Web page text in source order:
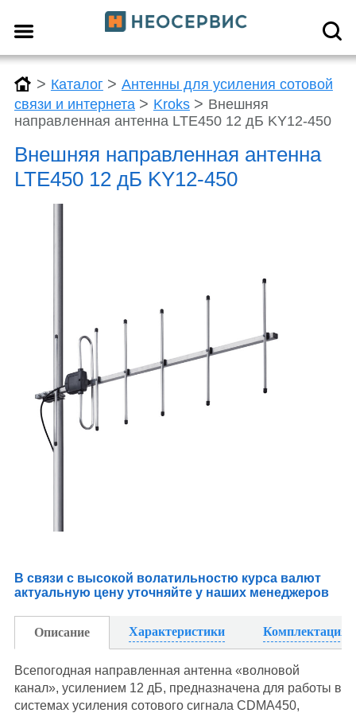
> Каталог > Антенны для усиления сотовой
связи и интернета > Kroks > Внешняя
направленная антенна LTE450 12 дБ KY12-450
Внешняя направленная антенна
LTE450 12 дБ KY12-450
В связи с высокой волатильностю курса валют
актуальную цену уточняйте у наших менеджеров
Описание Характеристики Комплектация
Всепогодная направленная антенна «волновой
канал», усилением 12 дБ, предназначена для работы в
системах усиления сотового сигнала CDMA450,